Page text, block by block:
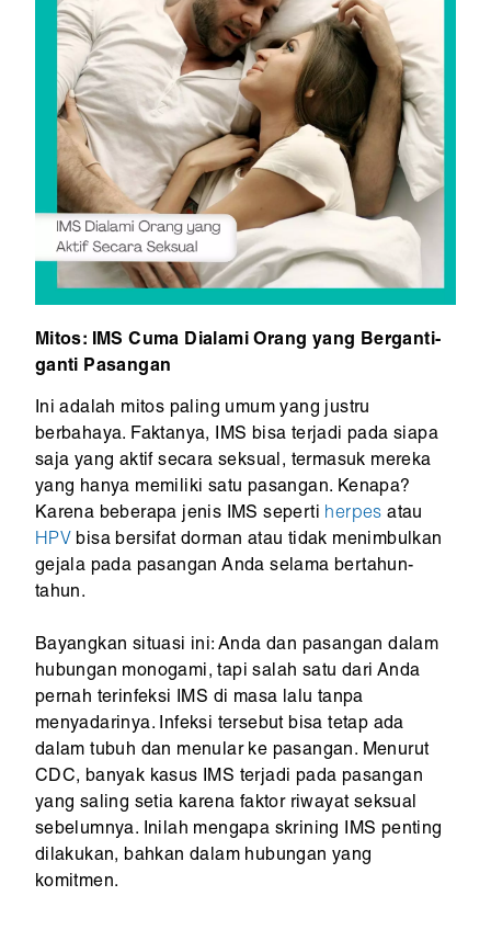
Mitos: IMS Cuma Dialami Orang yang Berganti-
ganti Pasangan
Ini adalah mitos paling umum yang justru
berbahaya. Faktanya, IMS bisa terjadi pada siapa
saja yang aktif secara seksual, termasuk mereka
yang hanya memiliki satu pasangan. Kenapa?
Karena beberapa jenis IMS seperti herpes atau
HPV bisa bersifat dorman atau tidak menimbulkan
gejala pada pasangan Anda selama bertahun-
tahun.
Bayangkan situasi ini: Anda dan pasangan dalam
hubungan monogami, tapi salah satu dari Anda
pernah terinfeksi IMS di masa lalu tanpa
menyadarinya. Infeksi tersebut bisa tetap ada
dalam tubuh dan menular ke pasangan. Menurut
CDC, banyak kasus IMS terjadi pada pasangan
yang saling setia karena faktor riwayat seksual
sebelumnya. Inilah mengapa skrining IMS penting
dilakukan, bahkan dalam hubungan yang
komitmen.